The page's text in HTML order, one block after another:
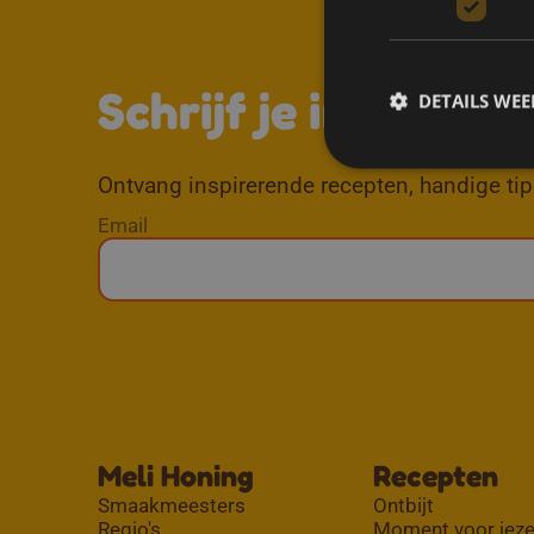
Schrijf je in voor
Ontvang inspirerende recepten, handige
Email
Meli Honing
Smaakmeesters
Regio's
Recepten
Ontbijt
Moment voor
DETAILS